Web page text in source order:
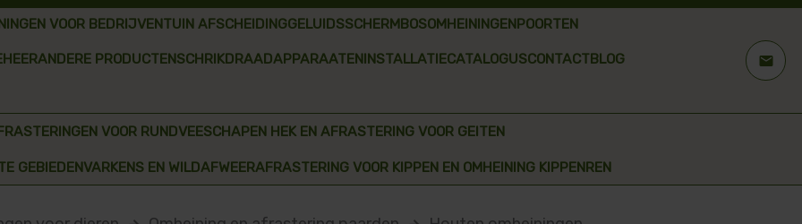
VOOR BEDRIJVENTUIN AFSCHEIDINGGELUIDSSCHERMBOSOMHEININGENPOORTEN
ANDERE PRODUCTENSCHRIKDRAADAPPARAATENINSTALLATIECATALOGUSCONTACTBLOG mail
VOOR RUNDVEESCHAPEN HEK EN AFRASTERING VOOR GEITEN
GEBIEDENVARKENS EN WILDAFWEERAFRASTERING VOOR KIPPEN EN OMHEINING KIPPENREN